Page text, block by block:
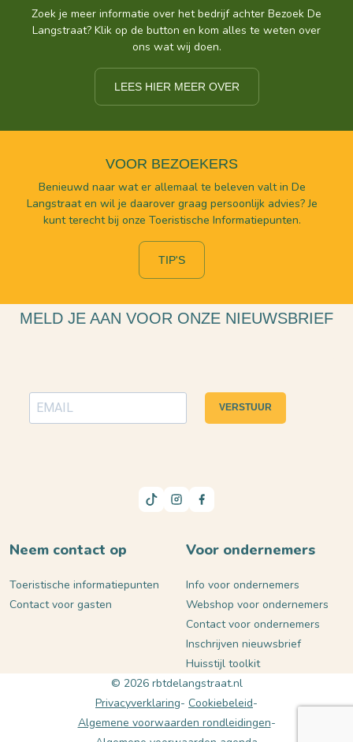
Zoek je meer informatie over het bedrijf achter Bezoek De
Langstraat? Klik op de button en kom alles te weten over
ons wat wij doen.
LEES HIER MEER OVER
VOOR BEZOEKERS
Benieuwd naar wat er allemaal te beleven valt in De
Langstraat en wil je daarover graag persoonlijk advies? Je
kunt terecht bij onze Toeristische Informatiepunten.
TIP'S
MELD JE AAN VOOR ONZE NIEUWSBRIEF
VERSTUUR
Neem contact op
Toeristische informatiepunten
Contact voor gasten
Voor ondernemers
Info voor ondernemers
Webshop voor ondernemers
Contact voor ondernemers
Inschrijven nieuwsbrief
Huisstijl toolkit
© 2026 rbtdelangstraat.nl
Privacyverklaring Cookiebeleid
Algemene voorwaarden rondleidingen